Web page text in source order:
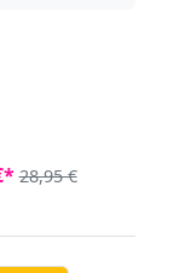
28,95 €